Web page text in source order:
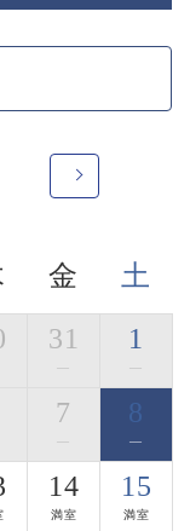
浴にてご入浴頂
い調理方法で提
て使用しており
お愉しみくださ
製の信州蕎麦も
金
土
31
—
1
—
7
—
8
—
14
満室
15
満室